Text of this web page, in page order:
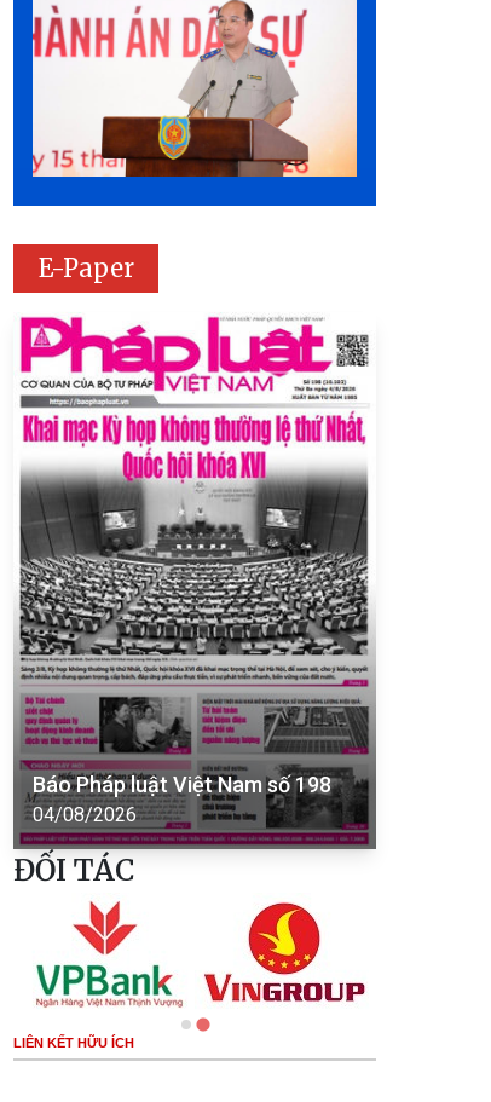
E-Paper
Báo Pháp luật Việt Nam số 198
04/08/2026
ĐỐI TÁC
LIÊN KẾT HỮU ÍCH